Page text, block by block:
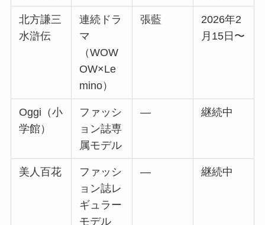
北方謙三
水滸伝
連続ドラ
マ
（WOW
OW×Le
mino）
張藍
2026年2
月15日〜
Oggi（小
学館）
ファッシ
ョン誌専
属モデル
— 継続中
美人百花
ファッシ
ョン誌レ
ギュラー
モデル
— 継続中